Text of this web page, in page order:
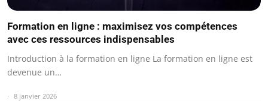
Formation en ligne : maximisez vos compétences
avec ces ressources indispensables
Introduction à la formation en ligne La formation en ligne est
devenue un…
8 janvier 2026